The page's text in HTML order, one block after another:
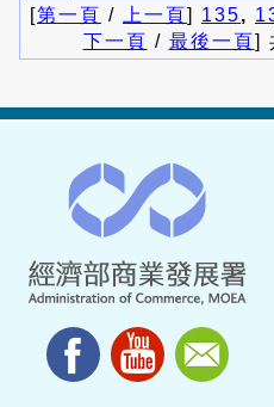
[第一頁 / 上一頁] 135,
下一頁 / 最後一頁]